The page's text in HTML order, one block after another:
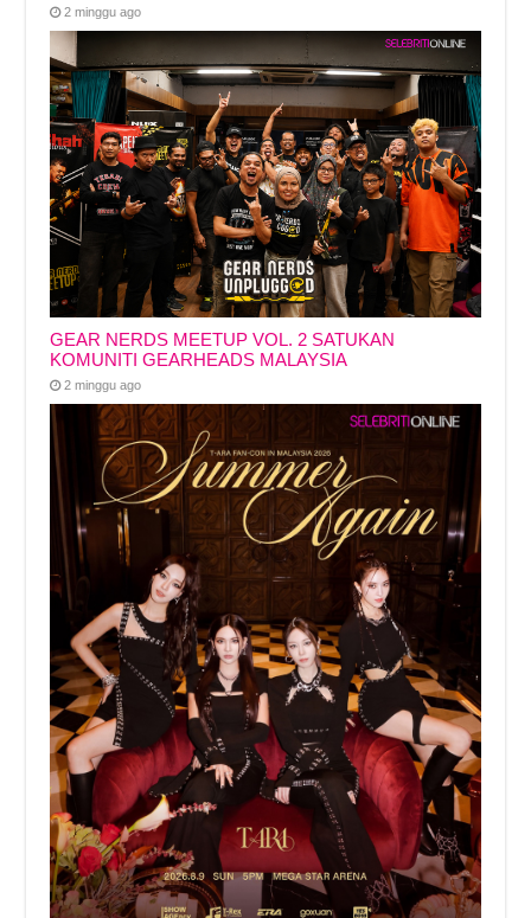
2 minggu ago
GEAR NERDS MEETUP VOL. 2 SATUKAN
KOMUNITI GEARHEADS MALAYSIA
2 minggu ago